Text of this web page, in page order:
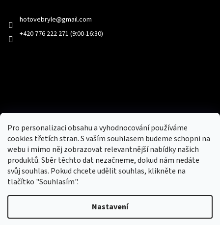
Pro personalizaci obsahu a vyhodnocování používáme
cookies třetích stran. S vaším souhlasem budeme schopni na
webu i mimo něj zobrazovat relevantnější nabídky našich
produktů. Sběr těchto dat nezačneme, dokud nám nedáte
svůj souhlas. Pokud chcete udělit souhlas, klikněte na
tlačítko "Souhlasím".
Nastavení
hotovebryle@gmail.com
+420 776 222 271 (9:00-16:30)
Nový obchod s batohy, cestovními zavazadly, tašky a peněženky